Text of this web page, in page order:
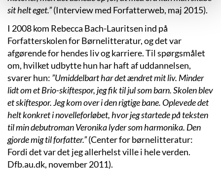
sit helt eget.”(Interview med Forfatterweb, maj 2015).
I 2008 kom Rebecca Bach-Lauritsen ind på
Forfatterskolen for Børnelitteratur, og det var
afgørende for hendes liv og karriere. Til spørgsmålet
om, hvilket udbytte hun har haft af uddannelsen,
svarer hun: ”Umiddelbart har det ændret mit liv. Minder
lidt om et Brio-skiftespor, jeg fik til jul som barn. Skolen blev
et skiftespor. Jeg kom over i den rigtige bane. Oplevede det
helt konkret i novelleforløbet, hvor jeg startede på teksten
til min debutromanVeronika lyder som harmonika. Den
gjorde mig til forfatter.”(Center for børnelitteratur:
Fordi det var det jeg allerhelst ville i hele verden.
Dfb.au.dk, november 2011).